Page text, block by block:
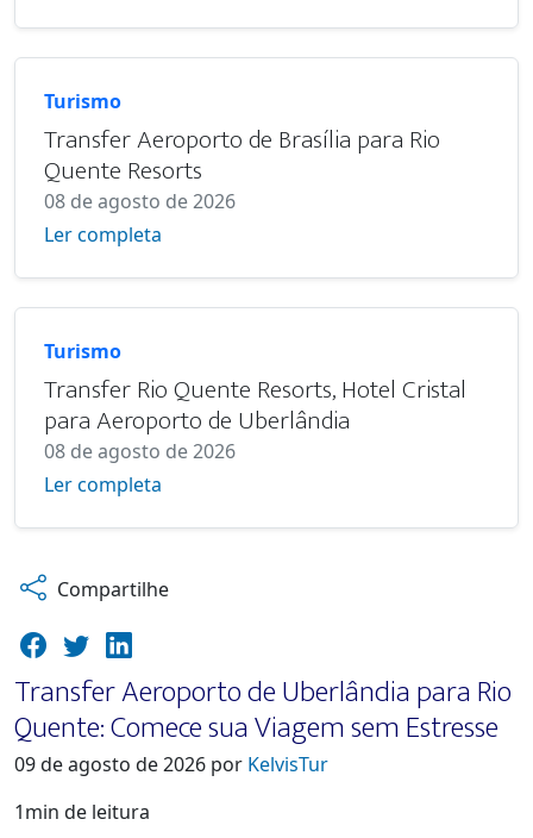
Turismo
Transfer Aeroporto de Brasília para Rio
Quente Resorts
08 de agosto de 2026
Ler completa
Turismo
Transfer Rio Quente Resorts, Hotel Cristal
para Aeroporto de Uberlândia
08 de agosto de 2026
Ler completa
Compartilhe
Transfer Aeroporto de Uberlândia para Rio
Quente: Comece sua Viagem sem Estresse
09 de agosto de 2026 por KelvisTur
1min de leitura